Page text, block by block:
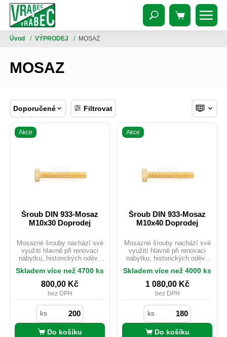
Úvod / VÝPRODEJ / MOSAZ
MOSAZ
Doporučené Filtrovat
Akce
Šroub DIN 933-Mosaz
M10x30 Doprodej
Mosazné šrouby nachází své
využití hlavně při renovaci
nábytku, historických oděvů
nebo starých motocyklů.
Mosaz je možno použít i
v exteriéru ačkoliv
nedisponuje žádnou
povrchovou úpravou. Pro svou
velmi dobrou vodivost je hojně
využíván v elektrotechnickém
průmyslu, kde nevadí nízká
pevnost materiálu.
Skladem více než 4700 ks
800,00 Kč
bez DPH
ks
Do košíku
Akce
Šroub DIN 933-Mosaz
M10x40 Doprodej
Mosazné šrouby nachází své
využití hlavně při renovaci
nábytku, historických oděvů
nebo starých motocyklů.
Mosaz je možno použít i
v exteriéru ačkoliv
nedisponuje žádnou
povrchovou úpravou. Pro svou
velmi dobrou vodivost je hojně
využíván v elektrotechnickém
průmyslu, kde nevadí nízká
pevnost materiálu.
Skladem více než 4000 ks
1 080,00 Kč
bez DPH
ks
Do košíku